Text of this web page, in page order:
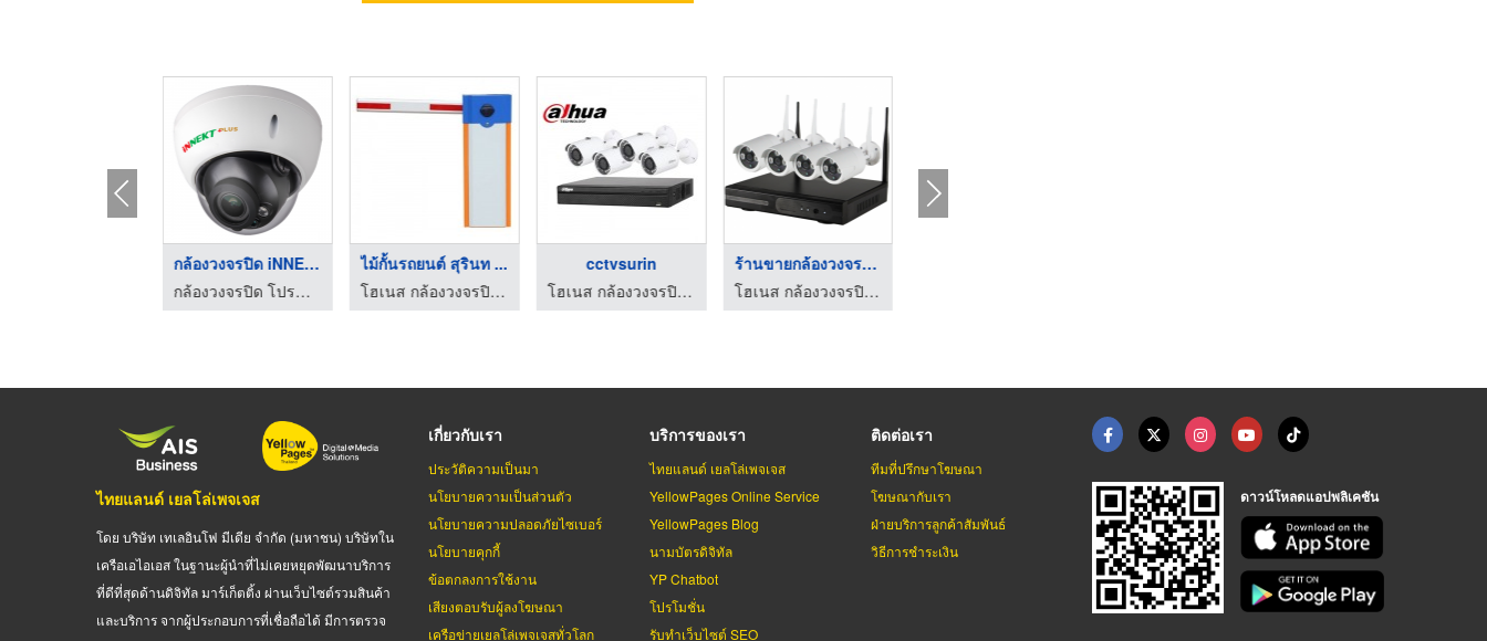
กล้องวงจรปิด iNNEKT ...
กล้องวงจรปิด โปรซีเคียว พรีเมี่ยม เพชรบูรณ์
ไม้กั้นรถยนต์ สุรินท ...
โฮเนส กล้องวงจรปิด สุรินทร์
cctvsurin
โฮเนส กล้องวงจรปิด สุรินทร์
ร้านขายกล้องวงจรปิด ...
โฮเนส กล้องวงจรปิด สุรินทร์
ไทยแลนด์ เยลโล่เพจเจส
โดย บริษัท เทเลอินโฟ มีเดีย จำกัด (มหาชน) บริษัทใน
เครือเอไอเอส ในฐานะผู้นำที่ไม่เคยหยุดพัฒนาบริการ
ที่ดีที่สุดด้านดิจิทัล มาร์เก็ตติ้ง ผ่านเว็บไซต์รวมสินค้า
และบริการ จากผู้ประกอบการที่เชื่อถือได้ มีการตรวจ
เกี่ยวกับเรา
ประวัติความเป็นมา
นโยบายความเป็นส่วนตัว
นโยบายความปลอดภัยไซเบอร์
นโยบายคุกกี้
ข้อตกลงการใช้งาน
เสียงตอบรับผู้ลงโฆษณา
เครือข่ายเยลโล่เพจเจสทั่วโลก
บริการของเรา
ไทยแลนด์ เยลโล่เพจเจส
YellowPages Online Service
YellowPages Blog
นามบัตรดิจิทัล
YP Chatbot
โปรโมชั่น
รับทำเว็บไซต์ SEO
ติดต่อเรา
ทีมที่ปรึกษาโฆษณา
โฆษณากับเรา
ฝ่ายบริการลูกค้าสัมพันธ์
วิธีการชำระเงิน
ดาวน์โหลดแอปพลิเคชัน